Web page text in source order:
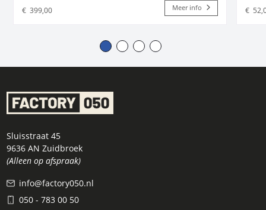
€ 399,00 Meer info €
Sluisstraat 45
9636 AN Zuidbroek
(Alleen op afspraak)
info@factory050.nl
050 - 783 00 50